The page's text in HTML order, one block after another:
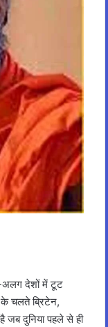
अलग देशों में टूट
चलते ब्रिटेन,
दुनिया पहले से ही